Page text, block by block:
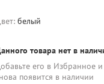
белый
товара нет в
его в Избранное
появится в наличии